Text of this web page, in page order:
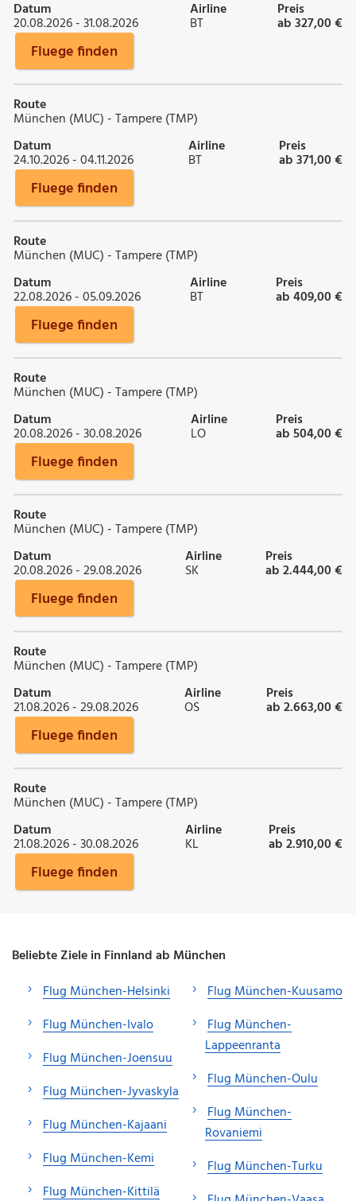
Datum
20.08.2026 - 31.08.2026
Airline
BT
Preis
ab 327,00 €
Fluege finden
Route
München (MUC) - Tampere (TMP)
Datum
24.10.2026 - 04.11.2026
Airline
BT
Preis
ab 371,00 €
Fluege finden
Route
München (MUC) - Tampere (TMP)
Datum
22.08.2026 - 05.09.2026
Airline
BT
Preis
ab 409,00 €
Fluege finden
Route
München (MUC) - Tampere (TMP)
Datum
20.08.2026 - 30.08.2026
Airline
LO
Preis
ab 504,00 €
Fluege finden
Route
München (MUC) - Tampere (TMP)
Datum
20.08.2026 - 29.08.2026
Airline
SK
Preis
ab 2.444,00 €
Fluege finden
Route
München (MUC) - Tampere (TMP)
Datum
21.08.2026 - 29.08.2026
Airline
OS
Preis
ab 2.663,00 €
Fluege finden
Route
München (MUC) - Tampere (TMP)
Datum
21.08.2026 - 30.08.2026
Airline
KL
Preis
ab 2.910,00 €
Fluege finden
Beliebte Ziele in Finnland ab München
Flug München-Helsinki
Flug München-Ivalo
Flug München-Joensuu
Flug München-Jyvaskyla
Flug München-Kajaani
Flug München-Kemi
Flug München-Kittilä
Flug München-Kuusamo
Flug München-
Lappeenranta
Flug München-Oulu
Flug München-
Rovaniemi
Flug München-Turku